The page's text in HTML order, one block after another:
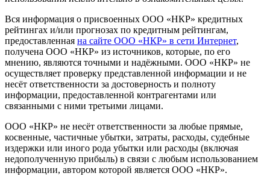
Вся информация о присвоенных ООО «НКР» кредитных
рейтингах и/или прогнозах по кредитным рейтингам,
предоставленная на сайте ООО «НКР» в сети Интернет,
получена ООО «НКР» из источников, которые, по его
мнению, являются точными и надёжными. ООО «НКР» не
осуществляет проверку представленной информации и не
несёт ответственности за достоверность и полноту
информации, предоставленной контрагентами или
связанными с ними третьими лицами.
ООО «НКР» не несёт ответственности за любые прямые,
косвенные, частичные убытки, затраты, расходы, судебные
издержки или иного рода убытки или расходы (включая
недополученную прибыль) в связи с любым использованием
информации, автором которой является ООО «НКР».